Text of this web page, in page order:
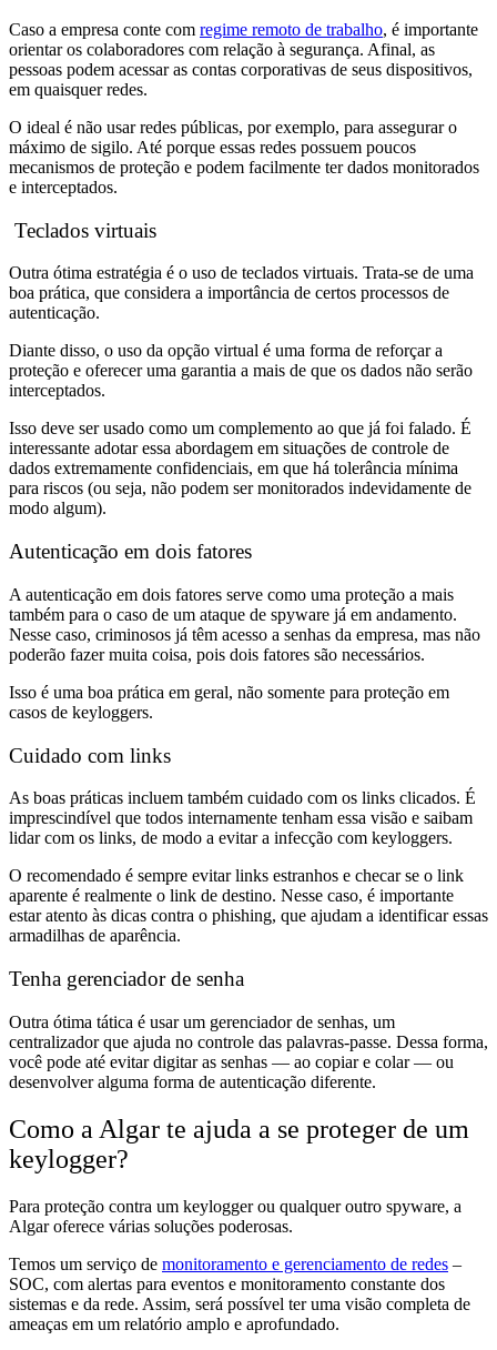
Caso a empresa conte com regime remoto de trabalho, é importante
orientar os colaboradores com relação à segurança. Afinal, as
pessoas podem acessar as contas corporativas de seus dispositivos,
em quaisquer redes.
O ideal é não usar redes públicas, por exemplo, para assegurar o
máximo de sigilo. Até porque essas redes possuem poucos
mecanismos de proteção e podem facilmente ter dados monitorados
e interceptados.
Teclados virtuais
Outra ótima estratégia é o uso de teclados virtuais. Trata-se de uma
boa prática, que considera a importância de certos processos de
autenticação.
Diante disso, o uso da opção virtual é uma forma de reforçar a
proteção e oferecer uma garantia a mais de que os dados não serão
interceptados.
Isso deve ser usado como um complemento ao que já foi falado. É
interessante adotar essa abordagem em situações de controle de
dados extremamente confidenciais, em que há tolerância mínima
para riscos (ou seja, não podem ser monitorados indevidamente de
modo algum).
Autenticação em dois fatores
A autenticação em dois fatores serve como uma proteção a mais
também para o caso de um ataque de spyware já em andamento.
Nesse caso, criminosos já têm acesso a senhas da empresa, mas não
poderão fazer muita coisa, pois dois fatores são necessários.
Isso é uma boa prática em geral, não somente para proteção em
casos de keyloggers.
Cuidado com links
As boas práticas incluem também cuidado com os links clicados. É
imprescindível que todos internamente tenham essa visão e saibam
lidar com os links, de modo a evitar a infecção com keyloggers.
O recomendado é sempre evitar links estranhos e checar se o link
aparente é realmente o link de destino. Nesse caso, é importante
estar atento às dicas contra o phishing, que ajudam a identificar essas
armadilhas de aparência.
Tenha gerenciador de senha
Outra ótima tática é usar um gerenciador de senhas, um
centralizador que ajuda no controle das palavras-passe. Dessa forma,
você pode até evitar digitar as senhas — ao copiar e colar — ou
desenvolver alguma forma de autenticação diferente.
Como a Algar te ajuda a se proteger de um
keylogger?
Para proteção contra um keylogger ou qualquer outro spyware, a
Algar oferece várias soluções poderosas.
Temos um serviço de monitoramento e gerenciamento de redes –
SOC, com alertas para eventos e monitoramento constante dos
sistemas e da rede. Assim, será possível ter uma visão completa de
ameaças em um relatório amplo e aprofundado.